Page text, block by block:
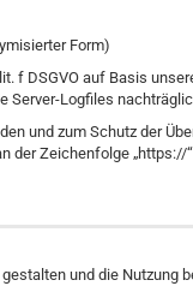
Form)
f DSGVO auf Basis
Server-Logfiles
und zum Schutz der
der Zeichenfolge
und die